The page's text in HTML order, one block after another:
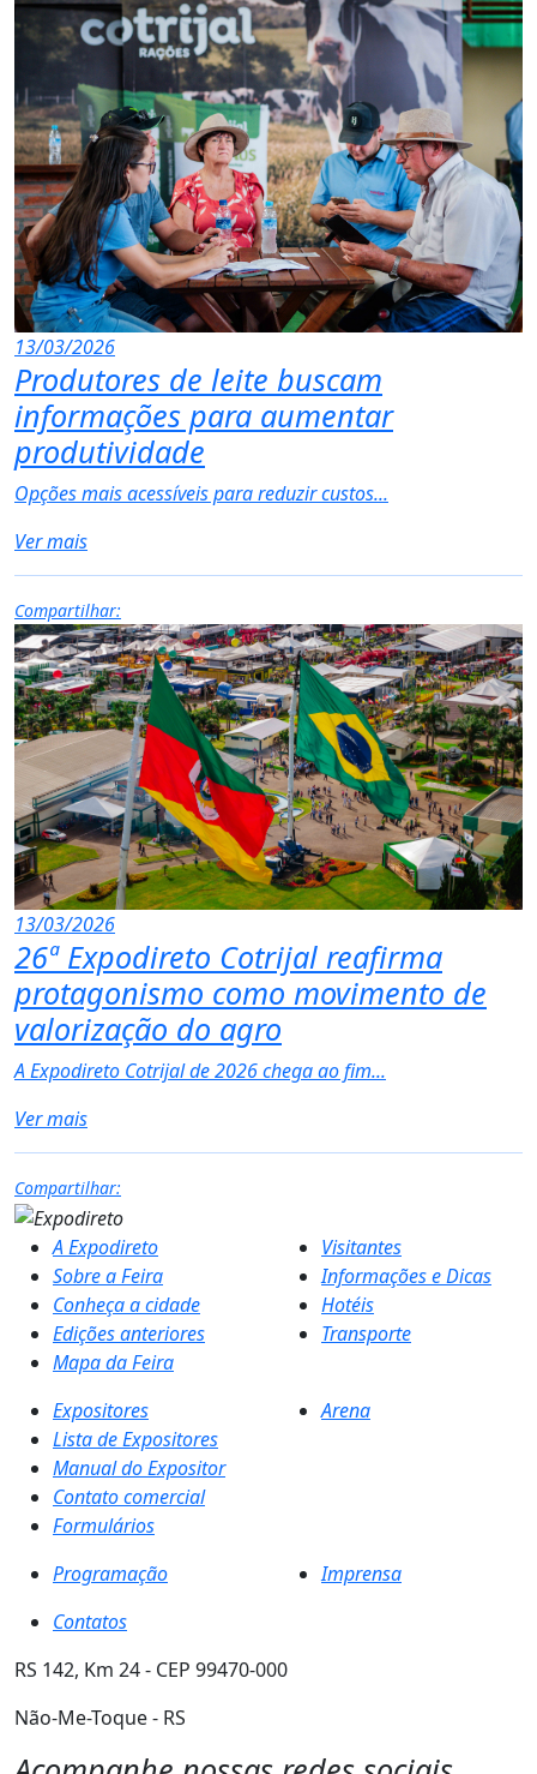
13/03/2026
Produtores de leite buscam
informações para aumentar
produtividade
Opções mais acessíveis para reduzir custos...
Ver mais
Compartilhar:
13/03/2026
26ª Expodireto Cotrijal reafirma
protagonismo como movimento de
valorização do agro
A Expodireto Cotrijal de 2026 chega ao fim...
Ver mais
Compartilhar:
A Expodireto
Sobre a Feira
Conheça a cidade
Edições anteriores
Mapa da Feira
Visitantes
Informações e Dicas
Hotéis
Transporte
Expositores
Lista de Expositores
Manual do Expositor
Contato comercial
Formulários
Arena
Programação
Imprensa
Contatos
RS 142, Km 24 - CEP 99470-000
Não-Me-Toque - RS